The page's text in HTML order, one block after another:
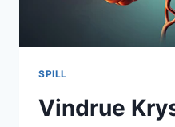
SPILL
Vindrue